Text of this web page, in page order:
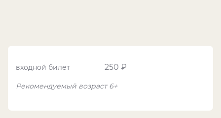
входной билет 250 ₽
Рекомендуемый возраст 6+